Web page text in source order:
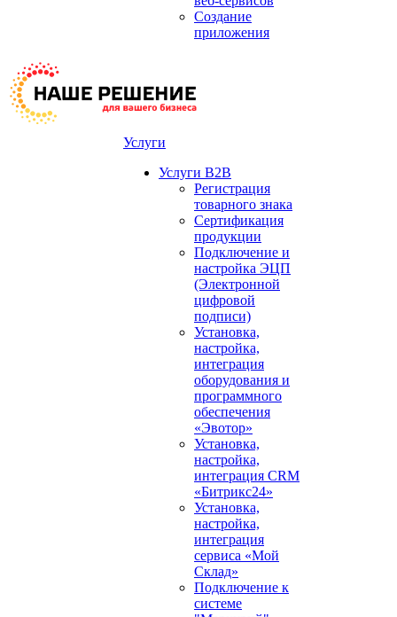
Создание
приложения
Услуги
Услуги B2B
Регистрация
товарного знака
Сертификация
продукции
Подключение и
настройка ЭЦП
(Электронной
цифровой
подписи)
Установка,
настройка,
интеграция
оборудования и
программного
обеспечения
«Эвотор»
Установка,
настройка,
интеграция CRM
«Битрикс24»
Установка,
настройка,
интеграция
сервиса «Мой
Склад»
Подключение к
системе